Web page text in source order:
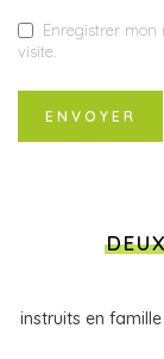
Enregistrer mon
visite.
instruits en